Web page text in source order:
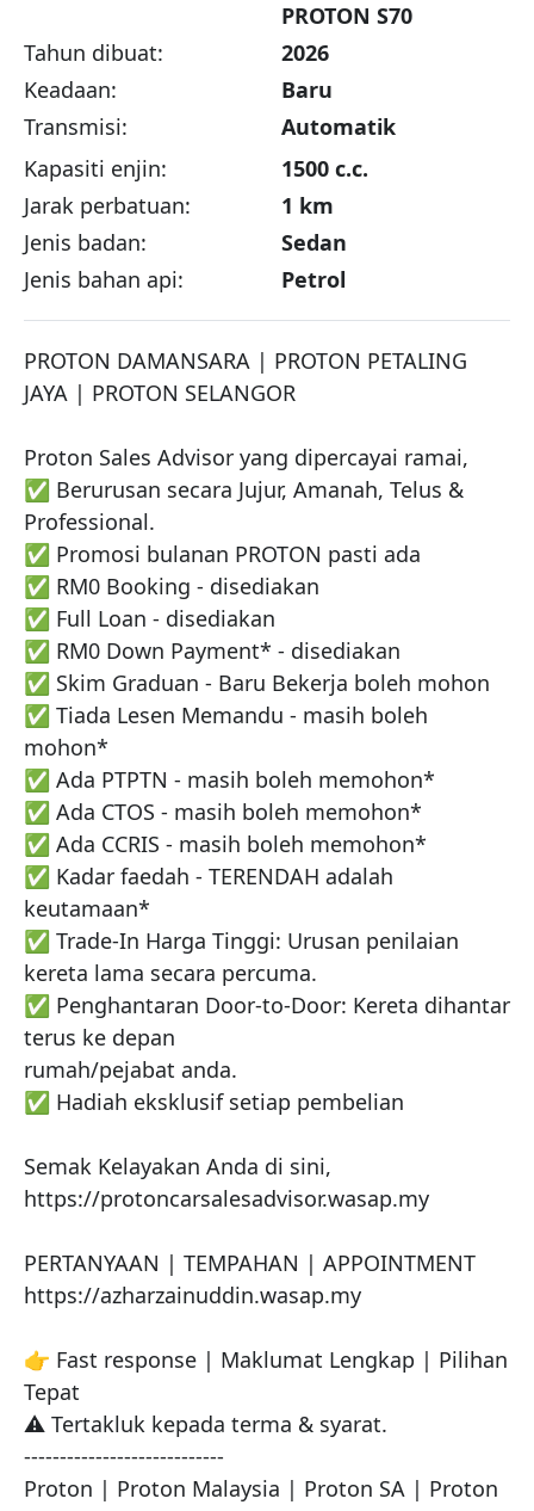
PROTON S70
Tahun dibuat:
2026
Keadaan:
Baru
Transmisi:
Automatik
Kapasiti enjin:
1500 c.c.
Jarak perbatuan:
1 km
Jenis badan:
Sedan
Jenis bahan api:
Petrol
PROTON DAMANSARA | PROTON PETALING
JAYA | PROTON SELANGOR
Proton Sales Advisor yang dipercayai ramai,
✅ Berurusan secara Jujur, Amanah, Telus &
Professional.
✅ Promosi bulanan PROTON pasti ada
✅ RM0 Booking - disediakan
✅ Full Loan - disediakan
✅ RM0 Down Payment* - disediakan
✅ Skim Graduan - Baru Bekerja boleh mohon
✅ Tiada Lesen Memandu - masih boleh
mohon*
✅ Ada PTPTN - masih boleh memohon*
✅ Ada CTOS - masih boleh memohon*
✅ Ada CCRIS - masih boleh memohon*
✅ Kadar faedah - TERENDAH adalah
keutamaan*
✅ Trade-In Harga Tinggi: Urusan penilaian
kereta lama secara percuma.
✅ Penghantaran Door-to-Door: Kereta dihantar
terus ke depan
rumah/pejabat anda.
✅ Hadiah eksklusif setiap pembelian
Semak Kelayakan Anda di sini,
https://protoncarsalesadvisor.wasap.my
PERTANYAAN | TEMPAHAN | APPOINTMENT
https://azharzainuddin.wasap.my
👉 Fast response | Maklumat Lengkap | Pilihan
Tepat
⚠️ Tertakluk kepada terma & syarat.
----------------------------
Proton | Proton Malaysia | Proton SA | Proton